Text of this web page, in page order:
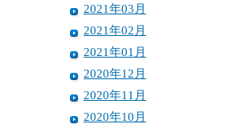
2021年03月
2021年02月
2021年01月
2020年12月
2020年11月
2020年10月